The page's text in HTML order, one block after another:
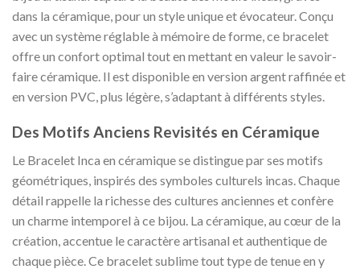
dans la céramique, pour un style unique et évocateur. Conçu
avec un système réglable à mémoire de forme, ce bracelet
offre un confort optimal tout en mettant en valeur le savoir-
faire céramique. Il est disponible en version argent raffinée et
en version PVC, plus légère, s’adaptant à différents styles.
Des Motifs Anciens Revisités en Céramique
Le Bracelet Inca en céramique se distingue par ses motifs
géométriques, inspirés des symboles culturels incas. Chaque
détail rappelle la richesse des cultures anciennes et confère
un charme intemporel à ce bijou. La céramique, au cœur de la
création, accentue le caractère artisanal et authentique de
chaque pièce. Ce bracelet sublime tout type de tenue en y